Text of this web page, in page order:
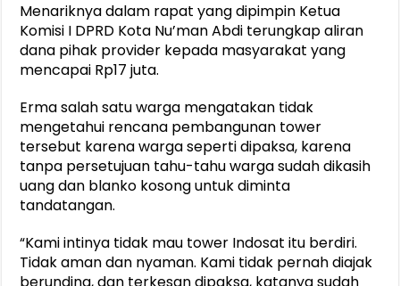
Menariknya dalam rapat yang dipimpin Ketua
Komisi I DPRD Kota Nu’man Abdi terungkap aliran
dana pihak provider kepada masyarakat yang
mencapai Rp17 juta.
Erma salah satu warga mengatakan tidak
mengetahui rencana pembangunan tower
tersebut karena warga seperti dipaksa, karena
tanpa persetujuan tahu-tahu warga sudah dikasih
uang dan blanko kosong untuk diminta
tandatangan.
“Kami intinya tidak mau tower Indosat itu berdiri.
Tidak aman dan nyaman. Kami tidak pernah diajak